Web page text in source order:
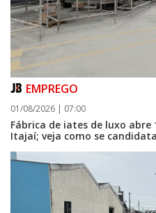
EMPREGO
01/08/2026 | 07:00
Fábrica de iates de luxo abre
Itajaí; veja como se